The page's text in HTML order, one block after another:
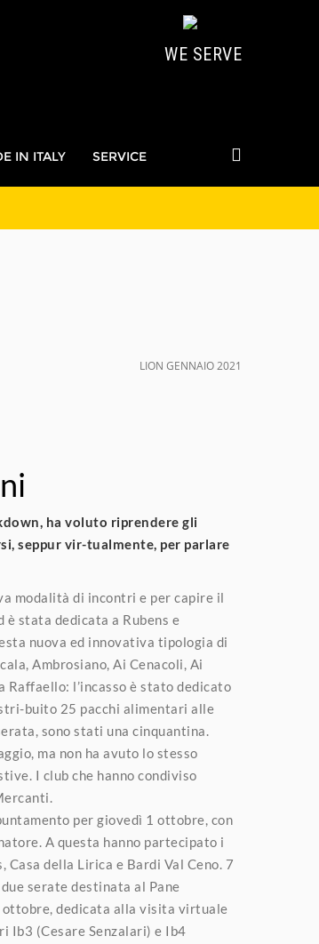
WE SERVE
IN ITALY SERVICE
LION GENNAIO 2021
ha voluto riprendere gli
seppur vir-tualmente, per parlare
modalità di incontri e per capire il
è stata dedicata a Rubens e
nuova ed innovativa tipologia di
Ambrosiano, Ai Cenacoli, Ai
l’incasso è stato dedicato
buito 25 pacchi alimentari alle
sono stati una cinquantina.
ma non ha avuto lo stesso
I club che hanno condiviso
per giovedì 1 ottobre, con
A questa hanno partecipato i
della Lirica e Bardi Val Ceno. 7
serate destinata al Pane
ottobre, dedicata alla visita virtuale
Ib3 (Cesare Senzalari) e Ib4